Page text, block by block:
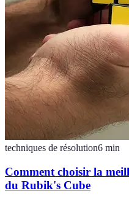
techniques de résolution6 min
Comment choisir la
du Rubik's Cube